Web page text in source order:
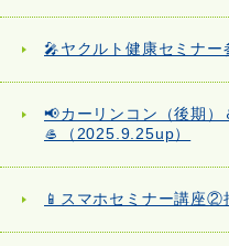
🎤ヤクルト健康セミナ
📢カーリンコン（後期
🥌（2025.9.25up）
📱スマホセミナー講座②